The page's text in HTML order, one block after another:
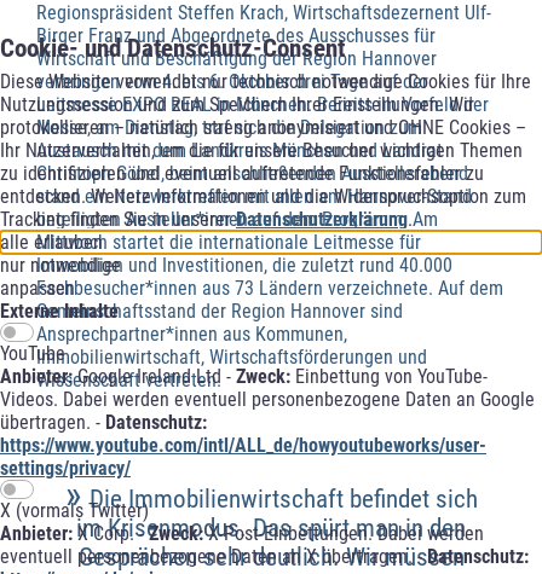
Cookie- und Datenschutz-Consent
Diese Website verwendet nur technisch notwendige Cookies für Ihre
Nutzungssession und zum Speichern Ihrer Einstellungen. Wir
protokollieren – natürlich streng anonymisiert und OHNE Cookies –
Ihr Nutzerverhalten, um die für unsere Besucher wichtigen Themen
zu identifizieren und eventuell auftretende Funktionsfehler zu
entdecken. Weitere Informationen und die Widerspruchsoption zum
Tracking finden Sie in unsererDatenschutzerklärung.
alle erlauben
nur notwendige
anpassen
Externe Inhalte
YouTube
Anbieter:Google Ireland Ltd - Zweck: Einbettung von YouTube-
Videos. Dabei werden eventuell personenbezogene Daten an Google
übertragen. - Datenschutz:
https://www.youtube.com/intl/ALL_de/howyoutubeworks/user-
settings/privacy/
X (vormals Twitter)
Anbieter: X Corp. -Zweck:X-Post-Einbettungen. Dabei werden
eventuell personenbezogene Daten an X übertragen. -Datenschutz:
Regionspräsident Steffen Krach, Wirtschaftsdezernent Ulf-
Birger Franz und Abgeordnete des Ausschusses für
Wirtschaft und Beschäftigung der Region Hannover
verbringen vom 4. bis 6. Oktober drei Tage auf der
Leitmesse EXPO REAL in München. Bereits im Vorfeld der
Messe, am Dienstag, traf sich die Delegation zum
Austausch mit dem Landkreis München und Landrat
Christoph Göbel, beim anschließenden Ausstellerabend
stand ein Netzwerktreffen mit allen am Hannover-Stand
beteiligten Austeller*innen auf dem Programm. Am
Mittwoch startet die internationale Leitmesse für
Immobilien und Investitionen, die zuletzt rund 40.000
Fachbesucher*innen aus 73 Ländern verzeichnete. Auf dem
Gemeinschaftsstand der Region Hannover sind
Ansprechpartner*innen aus Kommunen,
Immobilienwirtschaft, Wirtschaftsförderungen und
Wissenschaft vertreten.
»Die Immobilienwirtschaft befindet sich
im Krisenmodus. Das spürt man in den
Gesprächen sehr deutlich. Wir müssen